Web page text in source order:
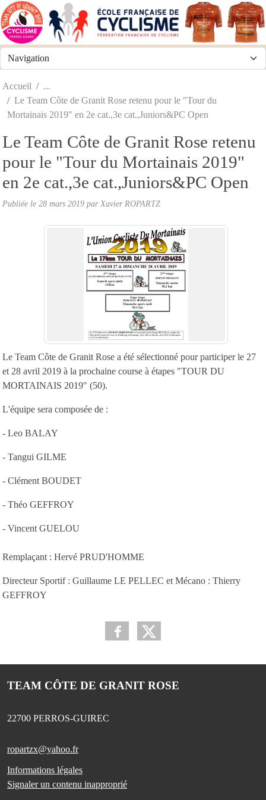
Accueil
Le Team Côte de Granit Rose retenu pour le "Tour du
Mortainais 2019" en 2e cat.,3e cat.,Juniors&PC Open
Le Team Côte de Granit Rose retenu
pour le "Tour du Mortainais 2019"
en 2e cat.,3e cat.,Juniors&PC Open
Publiée le 28 mars 2019 par Xavier ROPARTZ
Le Team Côte de Granit Rose a été sélectionné pour participer le 27
et 28 avril 2019 à la prochaine course à étapes "TOUR DU
MORTAINAIS 2019" (50).
L'équipe sera composée de :
- Leo BALAY
- Tangui GILME
- Clément BOUDET
- Théo GEFFROY
- Vincent GUELOU
Remplaçant : Hervé PRUD'HOMME
Directeur Sportif : Guillaume LE PELLEC et Mécano : Thierry
GEFFROY
TEAM CÔTE DE GRANIT ROSE
22700 PERROS-GUIREC
ropartzx@yahoo.fr
Informations légales
Signaler un contenu inapproprié
Panneau de gestion des cookies